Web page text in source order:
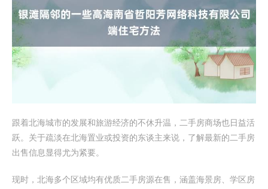
跟着北海城市的发展和旅游经济的不休升温，二手房商场也日益活
跃。关于疏淡在北海置业或投资的东谈主来说，了解最新的二手房
出售信息显得尤为紧要。
现时，北海多个区域均有优质二手房源在售，涵盖海景房、学区房